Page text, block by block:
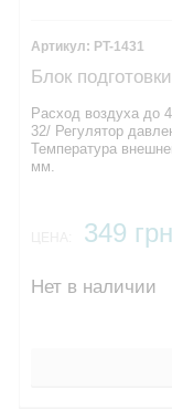
PT-1431
Блок
Расход воздуха до
32/ Регулятор
Температура
мм.
349
Нет в наличии